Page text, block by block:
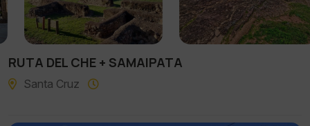
RUTA DEL CHE + SAMAIPATA
Santa Cruz